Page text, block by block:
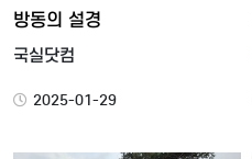
방동의 설경
국실닷컴
2025-01-29